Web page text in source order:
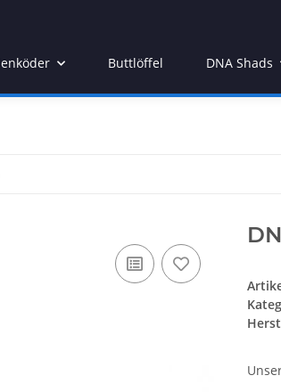
Buttlöffel DNA Shads